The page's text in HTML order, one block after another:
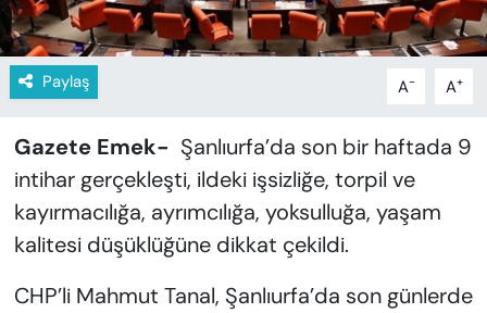
Paylaş A- A+
Gazete Emek- Şanlıurfa’da son bir haftada 9
intihar gerçekleşti, ildeki işsizliğe, torpil ve
kayırmacılığa, ayrımcılığa, yoksulluğa, yaşam
kalitesi düşüklüğüne dikkat çekildi.
CHP’li Mahmut Tanal, Şanlıurfa’da son günlerde
MAGAZİN
ÖZEL HABER
YAZAR KÖŞESİ
SİYASET
VAN VE DİYARBAKIR HABERLERİ